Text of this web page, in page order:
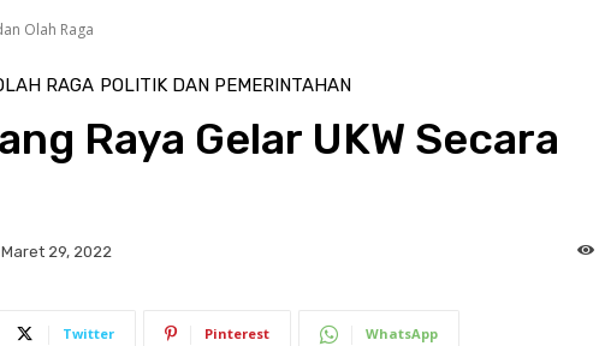
Olah Raga
RAGA POLITIK DAN PEMERINTAHAN
Raya Gelar UKW Secara
Maret 29, 2022
Twitter Pinterest WhatsApp